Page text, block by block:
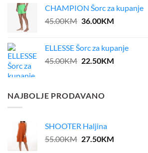
39.00KM.31.20KM.
CHAMPION Šorc za kupanje
45.00KM Original
45.00KM.
36.00KMCurrent
36.00KM.
ELLESSE Šorc za kupanje
45.00KM Original
45.00KM.
22.50KMCurrent
NAJBOLJE PRODAVANO
SHOOTER Haljina
55.00KM Original
27.50KMCurrent